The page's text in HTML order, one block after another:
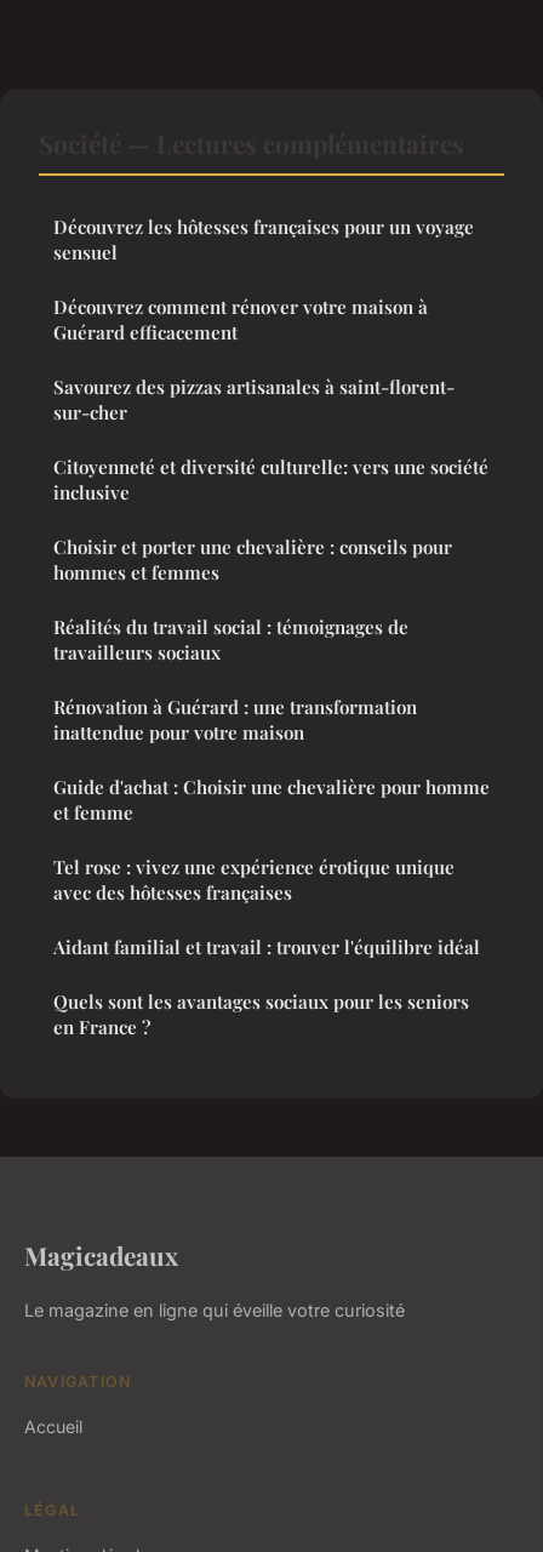
Découvrez les hôtesses françaises pour un voyage
sensuel
Découvrez comment rénover votre maison à
Guérard efficacement
Savourez des pizzas artisanales à saint-florent-
sur-cher
Citoyenneté et diversité culturelle: vers une société
inclusive
Choisir et porter une chevalière : conseils pour
hommes et femmes
Réalités du travail social : témoignages de
travailleurs sociaux
Rénovation à Guérard : une transformation
inattendue pour votre maison
Guide d'achat : Choisir une chevalière pour homme
et femme
Tel rose : vivez une expérience érotique unique
avec des hôtesses françaises
Aidant familial et travail : trouver l'équilibre idéal
Quels sont les avantages sociaux pour les seniors
en France ?
Magicadeaux
Le magazine en ligne qui éveille votre curiosité
NAVIGATION
Accueil
LÉGAL